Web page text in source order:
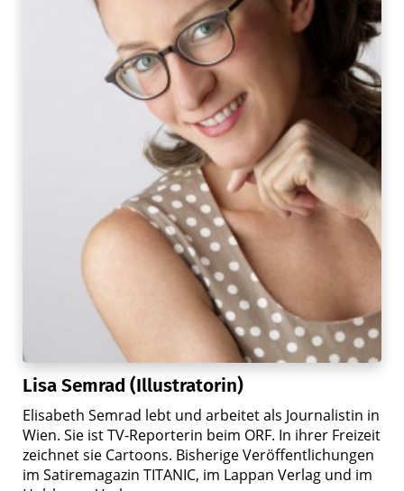
Lisa Semrad (Illustratorin)
Elisabeth Semrad lebt und arbeitet als Journalistin in
Wien. Sie ist TV-Reporterin beim ORF. In ihrer Freizeit
zeichnet sie Cartoons. Bisherige Veröffentlichungen
im Satiremagazin TITANIC, im Lappan Verlag und im